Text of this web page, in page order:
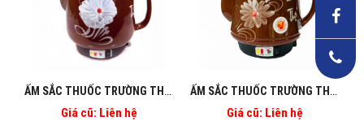
Giá cũ: Liên hệ Giá cũ: Liên hệ